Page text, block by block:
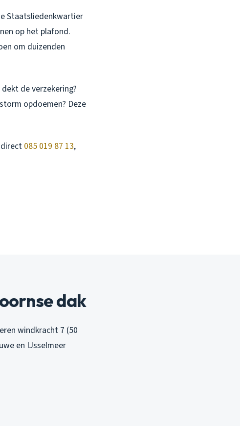
Staatsliedenkwartier
op het plafond.
om duizenden
de verzekering?
opdoemen? Deze
085 019 87 13,
dak
windkracht 7 (50
en IJsselmeer